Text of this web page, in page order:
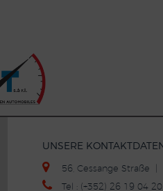
UNSERE
56, Cessange Straße
Tel : (+352) 26 19 04